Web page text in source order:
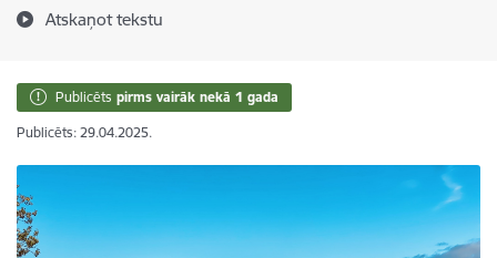
Atskaņot tekstu
Publicēts pirms vairāk nekā 1 gada
Publicēts: 29.04.2025.